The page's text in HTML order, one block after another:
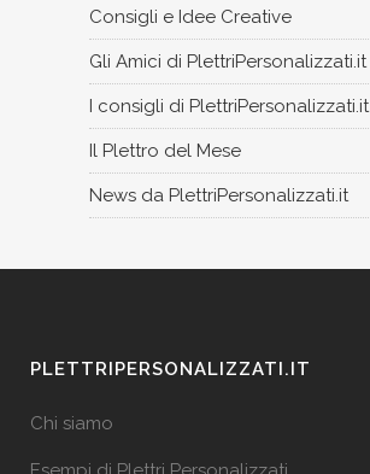
Consigli e Idee Creative
Gli Amici di PlettriPersonalizzati.it
I consigli di PlettriPersonalizzati.it
Il Plettro del Mese
News da PlettriPersonalizzati.it
PLETTRIPERSONALIZZATI.IT
Chi siamo